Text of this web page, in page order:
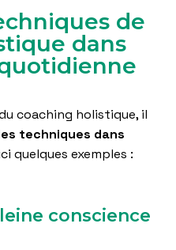
de
dans
coaching holistique, il
techniques dans
quelques exemples :
conscience